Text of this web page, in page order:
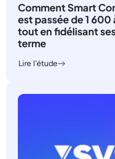
Comment Smart
est passée de 1
tout en fidélisant
terme
Lire l'étude